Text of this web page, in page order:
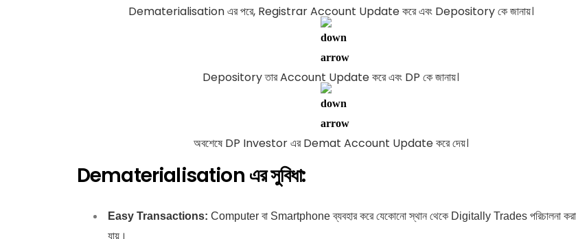
Dematerialisation এর পরে, Registrar Account Update করে এবং Depository কে জানায়।
Depository তার Account Update করে এবং DP কে জানায়।
অবশেষে DP Investor এর Demat Account Update করে দেয়।
Dematerialisation এর সুবিধা:
Easy Transactions: Computer বা Smartphone ব্যবহার করে যেকোনো স্থান থেকে Digitally Trades পরিচালনা করা
যায়।